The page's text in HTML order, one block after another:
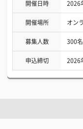
開催日時 2026
開催場所 オン
募集人数 300名
申込締切 2026